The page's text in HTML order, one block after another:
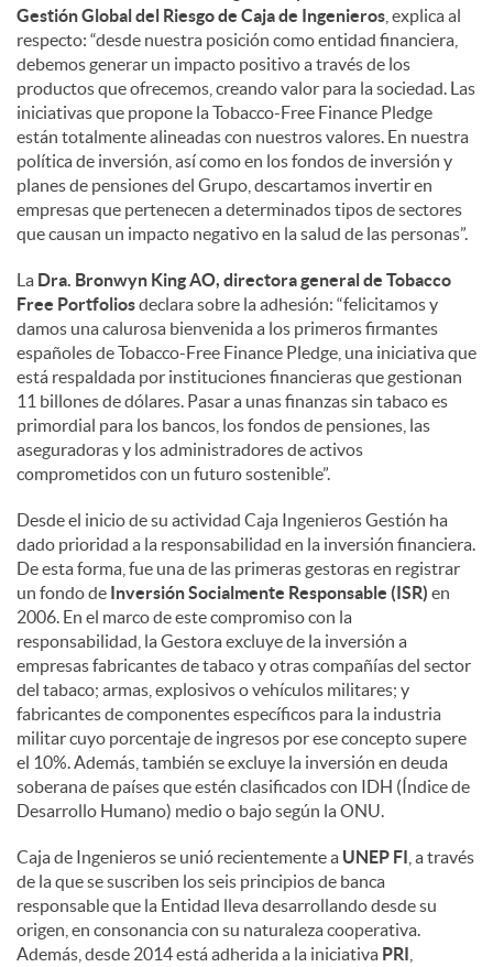
Gestión Global del Riesgo de Caja de Ingenieros , explica al
respecto: “desde nuestra posición como entidad financiera,
debemos generar un impacto positivo a través de los
productos que ofrecemos, creando valor para la sociedad. Las
iniciativas que propone la Tobacco-Free Finance Pledge
están totalmente alineadas con nuestros valores. En nuestra
política de inversión, así como en los fondos de inversión y
planes de pensiones del Grupo, descartamos invertir en
empresas que pertenecen a determinados tipos de sectores
que causan un impacto negativo en la salud de las personas”.
La Dra. Bronwyn King AO, directora general de Tobacco
Free Portfoliosdeclara sobre la adhesión: “felicitamos y
damos una calurosa bienvenida a los primeros firmantes
españoles de Tobacco-Free Finance Pledge, una iniciativa que
está respaldada por instituciones financieras que gestionan
11 billones de dólares. Pasar a unas finanzas sin tabaco es
primordial para los bancos, los fondos de pensiones, las
aseguradoras y los administradores de activos
comprometidos con un futuro sostenible”.
Desde el inicio de su actividad Caja Ingenieros Gestión ha
dado prioridad a la responsabilidad en la inversión financiera.
De esta forma, fue una de las primeras gestoras en registrar
un fondo de Inversión Socialmente Responsable (ISR) en
2006. En el marco de este compromiso con la
responsabilidad, la Gestora excluye de la inversión a
empresas fabricantes de tabaco y otras compañías del sector
del tabaco; armas, explosivos o vehículos militares; y
fabricantes de componentes específicos para la industria
militar cuyo porcentaje de ingresos por ese concepto supere
el 10%. Además, también se excluye la inversión en deuda
soberana de países que estén clasificados con IDH (Índice de
Desarrollo Humano) medio o bajo según la ONU.
Caja de Ingenieros se unió recientemente a UNEP FI , a través
de la que se suscriben los seis principios de banca
responsable que la Entidad lleva desarrollando desde su
origen, en consonancia con su naturaleza cooperativa.
Además, desde 2014 está adherida a la iniciativa PRI